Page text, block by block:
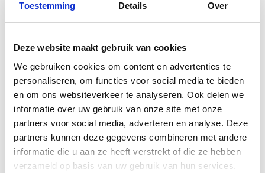
Toestemming Details Over
Deze website maakt gebruik van cookies
We gebruiken cookies om content en advertenties te
personaliseren, om functies voor social media te bieden
en om ons websiteverkeer te analyseren. Ook delen we
informatie over uw gebruik van onze site met onze
partners voor social media, adverteren en analyse. Deze
partners kunnen deze gegevens combineren met andere
informatie die u aan ze heeft verstrekt of die ze hebben
verzameld op basis van uw gebruik van hun services.
verre treinreizen naar avontuurlijke bestemmingen.
3514 AZ Utrecht
info@mevoreizen.nl
030 237 3001
Treinreizen
Treinreis Oezbekistan
Treinreis Kazachstan
Treinreis Vietnam
Treinreis Oezbekistan en Turkmenistan